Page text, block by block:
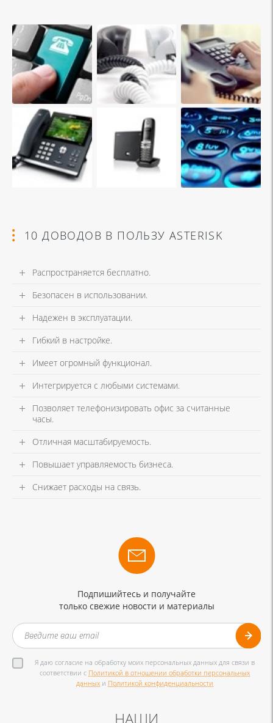
10 ДОВОДОВ В ПОЛЬЗУ ASTERISK
Распространяется бесплатно.
Безопасен в использовании.
Надежен в эксплуатации.
Гибкий в настройке.
Имеет огромный функционал.
Интегрируется с любыми системами.
Позволяет телефонизировать офис за считанные
часы.
Отличная масштабируемость.
Повышает управляемость бизнеса.
Снижает расходы на связь.
Подпишийтесь и получайте
только свежие новости и материалы
Я даю согласие на обработку моих персональных данных для связи в
соответствии с Политикой в отношении обработки персональных
данных и Политикой конфиденциальности
НАШИ